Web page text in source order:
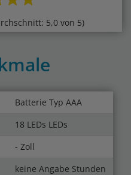
5,0 von 5)
Batterie Typ AAA
18 LEDs LEDs
- Zoll
keine Angabe Stunden